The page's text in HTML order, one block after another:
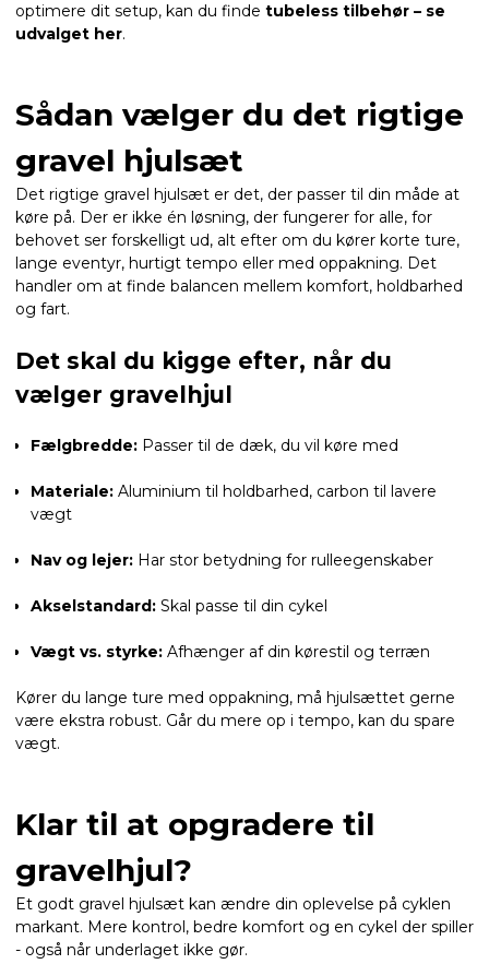
optimere dit setup, kan du finde tubeless tilbehør – se
udvalget her.
Sådan vælger du det rigtige
gravel hjulsæt
Det rigtige gravel hjulsæt er det, der passer til din måde at
køre på. Der er ikke én løsning, der fungerer for alle, for
behovet ser forskelligt ud, alt efter om du kører korte ture,
lange eventyr, hurtigt tempo eller med oppakning. Det
handler om at finde balancen mellem komfort, holdbarhed
og fart.
Det skal du kigge efter, når du
vælger gravelhjul
Fælgbredde: Passer til de dæk, du vil køre med
Materiale: Aluminium til holdbarhed, carbon til lavere
vægt
Nav og lejer: Har stor betydning for rulleegenskaber
Akselstandard: Skal passe til din cykel
Vægt vs. styrke: Afhænger af din kørestil og terræn
Kører du lange ture med oppakning, må hjulsættet gerne
være ekstra robust. Går du mere op i tempo, kan du spare
vægt.
Klar til at opgradere til
gravelhjul?
Et godt gravel hjulsæt kan ændre din oplevelse på cyklen
markant. Mere kontrol, bedre komfort og en cykel der spiller
- også når underlaget ikke gør.